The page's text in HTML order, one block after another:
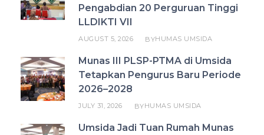
Pengabdian 20 Perguruan Tinggi
LLDIKTI VII
AUGUST 5, 2026 BYHUMAS UMSIDA
Munas III PLSP-PTMA di Umsida
Tetapkan Pengurus Baru Periode
2026–2028
JULY 31, 2026 BYHUMAS UMSIDA
Umsida Jadi Tuan Rumah Munas